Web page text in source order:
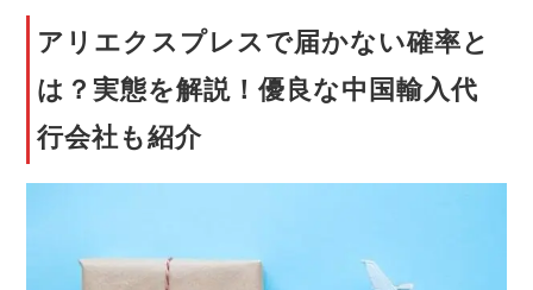
アリエクスプレスで届かない確率と
は？実態を解説！優良な中国輸入代
行会社も紹介